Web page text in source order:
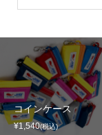
コインケース
¥1,540(税込)